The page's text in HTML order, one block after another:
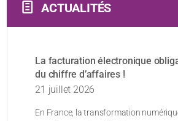
ACTUALITÉS
La facturation électronique
du chiffre d’affaires !
21 juillet 2026
En France, la transformation